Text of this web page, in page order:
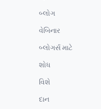
બ્લોગ
વેબિનાર
બ્લોગર્સ માટે
શોધ
વિશે
દાન